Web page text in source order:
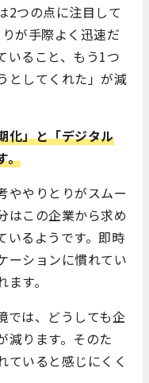
2つの点に注目して
が手際よく迅速だ
いること、もう1つ
としてくれた」が減
化」と「デジタル
。
ややりとりがスムー
はこの企業から求め
いるようです。即時
ーションに慣れてい
す。
では、どうしても企
減ります。そのた
ていると感じにくく